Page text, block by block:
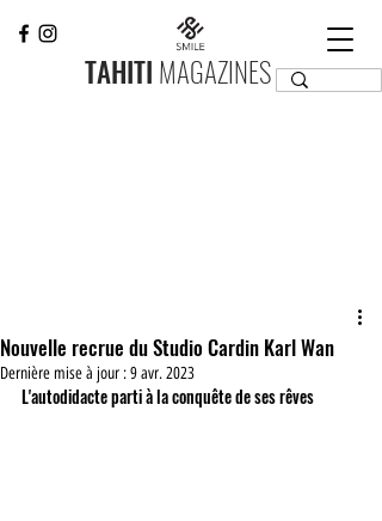
TAHITI MAGAZINES
Nouvelle recrue du Studio Cardin Karl Wan
Dernière mise à jour :9 avr. 2023
L'autodidacte parti à la conquête de ses rêves